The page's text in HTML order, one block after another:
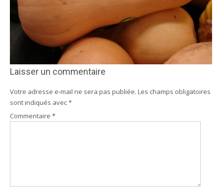
Laisser un commentaire
Votre adresse e-mail ne sera pas publiée. Les champs obligatoires
sont indiqués avec*
Commentaire *